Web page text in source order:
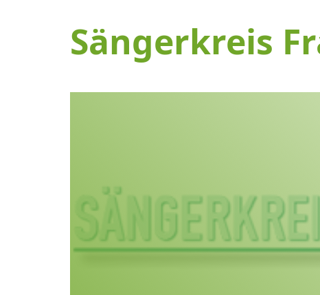
Sängerkreis